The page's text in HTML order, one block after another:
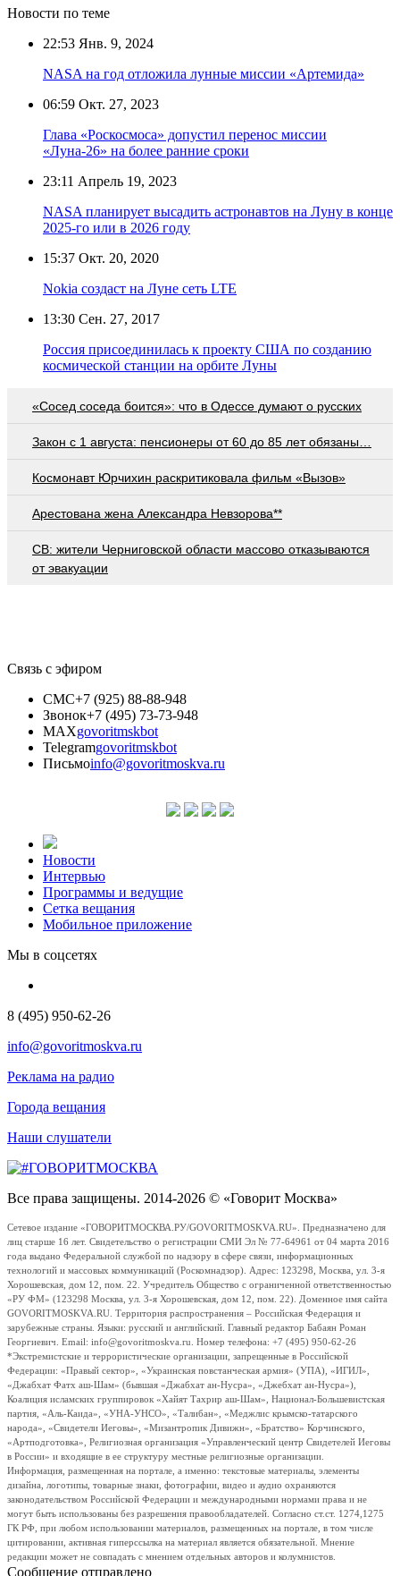
Новости по теме
22:53 Янв. 9, 2024
NASA на год отложила лунные миссии «Артемида»
06:59 Окт. 27, 2023
Глава «Роскосмоса» допустил перенос миссии
«Луна-26» на более ранние сроки
23:11 Апрель 19, 2023
NASA планирует высадить астронавтов на Луну в конце
2025-го или в 2026 году
15:37 Окт. 20, 2020
Nokia создаст на Луне сеть LTE
13:30 Сен. 27, 2017
Россия присоединилась к проекту США по созданию
космической станции на орбите Луны
«Сосед соседа боится»: что в Одессе думают о русских
Закон с 1 августа: пенсионеры от 60 до 85 лет обязаны…
Космонавт Юрчихин раскритиковала фильм «Вызов»
Арестована жена Александра Невзорова**
СВ: жители Черниговской области массово отказываются
от эвакуации
Связь с эфиром
СМС+7 (925) 88-88-948
Звонок+7 (495) 73-73-948
MAXgovoritmskbot
Telegramgovoritmskbot
Письмоinfo@govoritmoskva.ru
Новости
Интервью
Программы и ведущие
Сетка вещания
Мобильное приложение
Мы в соцсетях
8 (495) 950-62-26
info@govoritmoskva.ru
Реклама на радио
Города вещания
Наши слушатели
Все права защищены. 2014-2026 © «Говорит Москва»
Сетевое издание «ГОВОРИТМОСКВА.РУ/GOVORITMOSKVA.RU». Предназначено для
лиц старше 16 лет. Свидетельство о регистрации СМИ Эл № 77-64961 от 04 марта 2016
года выдано Федеральной службой по надзору в сфере связи, информационных
технологий и массовых коммуникаций (Роскомнадзор). Адрес: 123298, Москва, ул. 3-я
Хорошевская, дом 12, пом. 22. Учредитель Общество с ограниченной ответственностью
«РУ ФМ» (123298 Москва, ул. 3-я Хорошевская, дом 12, пом. 22). Доменное имя сайта
GOVORITMOSKVA.RU. Территория распространения – Российская Федерация и
зарубежные страны. Языки: русский и английский. Главный редактор Бабаян Роман
Георгиевич. Email: info@govoritmoskva.ru. Номер телефона: +7 (495) 950-62-26
*Экстремистские и террористические организации, запрещенные в Российской
Федерации: «Правый сектор», «Украинская повстанческая армия» (УПА), «ИГИЛ»,
«Джабхат Фатх аш-Шам» (бывшая «Джабхат ан-Нусра», «Джебхат ан-Нусра»),
Коалиция исламских группировок «Хайят Тахрир аш-Шам», Национал-Большевистская
партия, «Аль-Каида», «УНА-УНСО», «Талибан», «Меджлис крымско-татарского
народа», «Свидетели Иеговы», «Мизантропик Дивижн», «Братство» Корчинского,
«Артподготовка», Религиозная организация «Управленческий центр Свидетелей Иеговы
в России» и входящие в ее структуру местные религиозные организации.
Информация, размещенная на портале, а именно: текстовые материалы, элементы
дизайна, логотипы, товарные знаки, фотографии, видео и аудио охраняются
законодательством Российской Федерации и международными нормами права и не
могут быть использованы без разрешения правообладателей. Согласно ст.ст. 1274,1275
ГК РФ, при любом использовании материалов, размещенных на портале, в том числе
цитировании, активная гиперссылка на материал является обязательной. Мнение
редакции может не совпадать с мнением отдельных авторов и колумнистов.
Сообщение отправлено